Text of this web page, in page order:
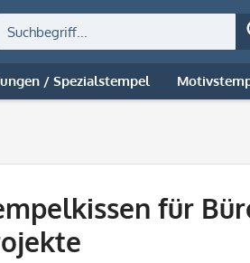
/ Spezialstempel
für